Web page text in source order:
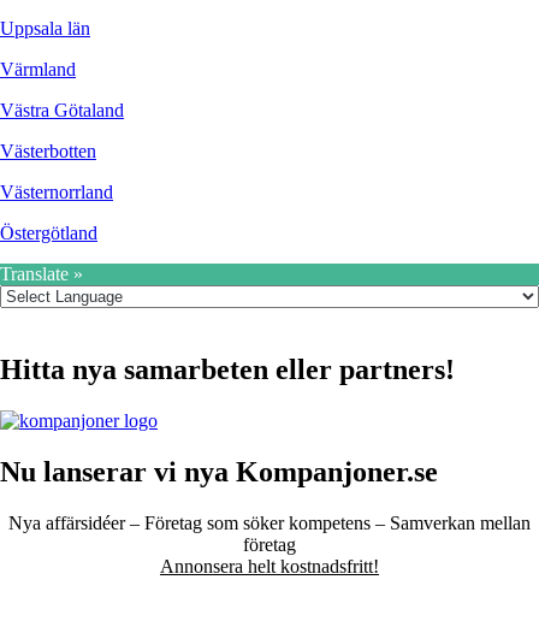
Uppsala län
Värmland
Västra Götaland
Västerbotten
Västernorrland
Östergötland
Translate »
Hitta nya samarbeten eller partners!
Nu lanserar vi nya Kompanjoner.se
Nya affärsidéer – Företag som söker kompetens – Samverkan mellan
företag
Annonsera helt kostnadsfritt!